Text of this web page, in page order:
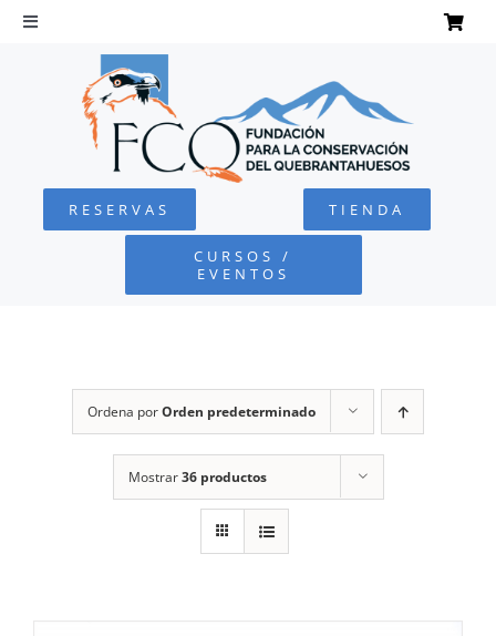
Saltar
Toggle
Navigation
QUEBRANTAHUESOS
FUNDACIÓN
RESERVAS TIENDA
CURSOS /
EVENTOS
Ordena porOrden predeterminado
Mostrar36 productos